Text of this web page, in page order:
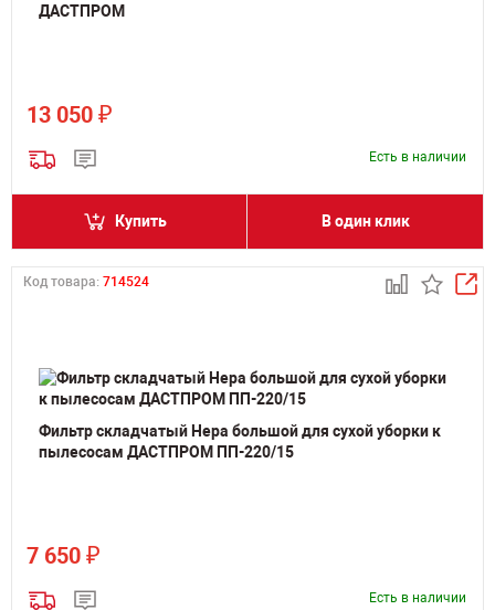
ДАСТПРОМ
13 050 ₽
Есть в наличии
Купить В один клик
Код товара: 714524
Фильтр складчатый Hepa большой для сухой уборки к
пылесосам ДАСТПРОМ ПП-220/15
7 650 ₽
Есть в наличии